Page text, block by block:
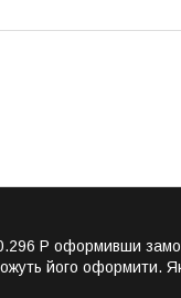
P оформивши
його оформити.